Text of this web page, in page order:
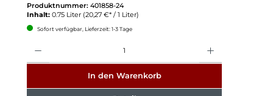
Produktnummer: 401858-24
Inhalt: 0.75 Liter (20,27 €* / 1 Liter)
Sofort verfügbar, Lieferzeit: 1-3 Tage
In den Warenkorb